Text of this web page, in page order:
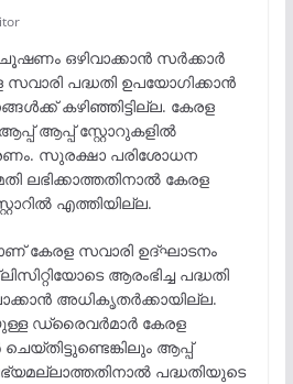
ഒഴിവാക്കാൻ സർക്കാർ
സവാരി പദ്ധതി ഉപയോഗിക്കാൻ
കഴിഞ്ഞിട്ടില്ല. കേരള
ആപ്പ് സ്റ്റോറുകളിൽ
സുരക്ഷാ പരിശോധന
ലഭിക്കാത്തതിനാൽ കേരള
എത്തിയില്ല.
കേരള സവാരി ഉദ്ഘാടനം
ആരംഭിച്ച പദ്ധതി
അധികൃതർക്കായില്ല.
ഡ്രൈവർമാർ കേരള
ചെയ്തിട്ടുണ്ടെങ്കിലും ആപ്പ്
പദ്ധതിയുടെ